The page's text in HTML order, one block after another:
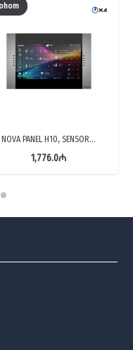
NOVA PANEL H10, SENSOR…
1,776.0₼